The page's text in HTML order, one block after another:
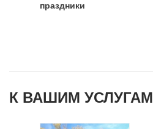
праздники
К ВАШИМ УСЛУГАМ